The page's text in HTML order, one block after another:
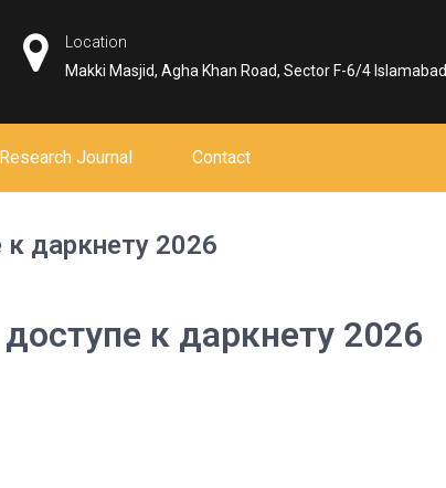
Location
Makki Masjid, Agha Khan Road, Sector F-6/4 Islamabad
Research Journal Contact
даркнету 2026
к даркнету 2026